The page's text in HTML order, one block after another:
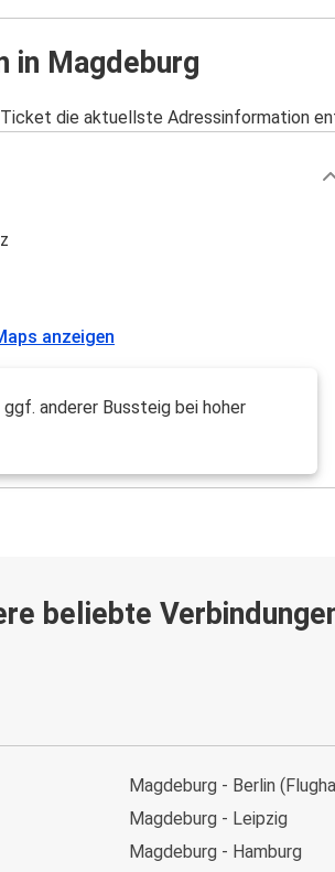
in Magdeburg
die aktuellste Adressinformation
anzeigen
anderer Bussteig bei hoher
beliebte
Magdeburg - Berlin
Magdeburg - Leipzig
Magdeburg - Hamburg